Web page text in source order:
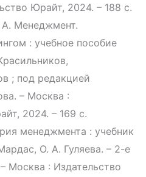
Юрайт, 2024. – 188 с.
А. Менеджмент.
: учебное пособие
; под редакцией
– Москва :
2024. – 169 с.
менеджмента : учебник
О. А. Гуляева. – 2-е
Москва : Издательство